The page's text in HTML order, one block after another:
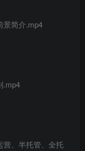
景简介.mp4
.mp4
营、半托管、全托